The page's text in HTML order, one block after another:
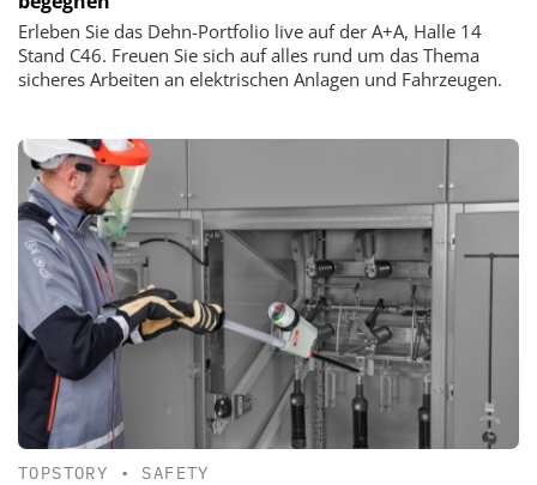
Erleben Sie das Dehn-Portfolio live auf der A+A, Halle 14
Stand C46. Freuen Sie sich auf alles rund um das Thema
sicheres Arbeiten an elektrischen Anlagen und Fahrzeugen.
TOPSTORY • SAFETY